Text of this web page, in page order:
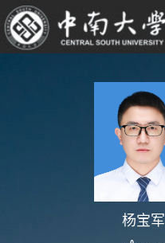
杨宝军